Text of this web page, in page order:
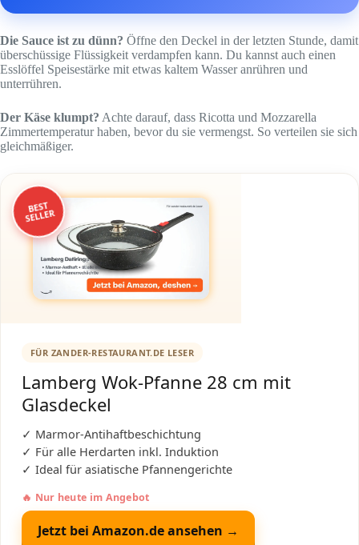
Die Sauce ist zu dünn? Öffne den Deckel in der letzten Stunde, damit
überschüssige Flüssigkeit verdampfen kann. Du kannst auch einen
Esslöffel Speisestärke mit etwas kaltem Wasser anrühren und
unterrühren.
Der Käse klumpt? Achte darauf, dass Ricotta und Mozzarella
Zimmertemperatur haben, bevor du sie vermengst. So verteilen sie sich
gleichmäßiger.
BEST
SELLER
FÜR ZANDER-RESTAURANT.DE LESER
Lamberg Wok-Pfanne 28 cm mit
Glasdeckel
✓ Marmor-Antihaftbeschichtung
✓ Für alle Herdarten inkl. Induktion
✓ Ideal für asiatische Pfannengerichte
🔥 Nur heute im Angebot
Jetzt bei Amazon.de ansehen →